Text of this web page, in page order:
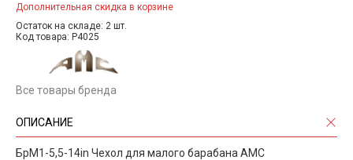
Дополнительная скидка в корзине
Остаток на складе: 2 шт.
Код товара: P4025
Все товары бренда
ОПИСАНИЕ
БрМ1-5,5-14in Чехол для малого барабана АМС